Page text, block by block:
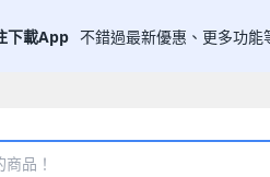
下載App 不錯過最新優惠、更多功能